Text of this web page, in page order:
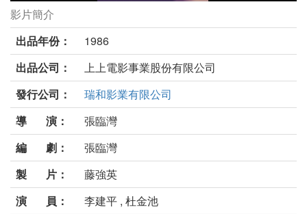
俏女郎劇照
影片簡介
出品年份：
1986
出品公司：
上上電影事業股份有限公司
發行公司：
瑞和影業有限公司
導 演：
張臨灣
編 劇：
張臨灣
製 片：
藤強英
演 員：
李建平 , 杜金池